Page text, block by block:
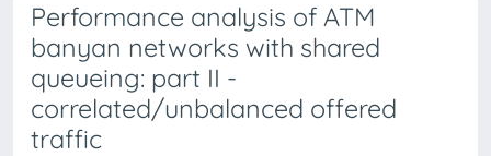
Performance analysis of ATM
banyan networks with shared
queueing: part II -
correlated/unbalanced offered
traffic